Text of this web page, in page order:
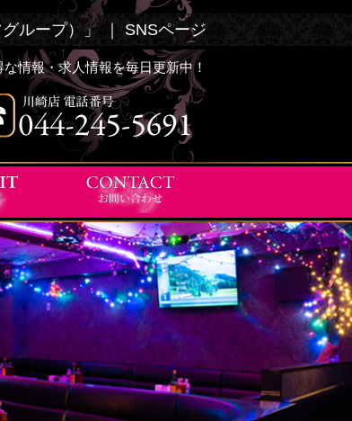
ループ）」 ｜ SNSページ
情報・求人情報を毎日更新中！